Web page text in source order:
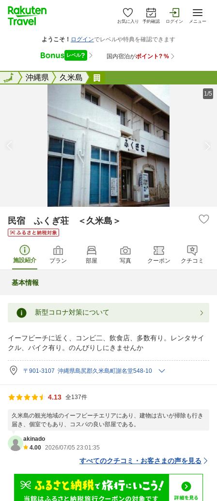
お気に入り 予約確認 ログイン メニュー
全国沖縄県 久米島
全国
1/5
民宿 ふくぎ荘 ＜久米島＞
施設紹介 プラン 部屋 写真 クーポン クチコミ
基本情報
新型コロナ対策について
イーフビーチに近く、コンビ二、飲食店、多数有り。レンタサイ
クル、バイク有り。のんびりしにきませんか
〒901-3107 沖縄県島尻郡久米島町謝名堂548-10
4.13 全137件
久米島の観光地域のイーフビーチエリアにあり、建物は古いが掃除も行き
届き、個室でもあり、コスパの良い部屋である。
akinado
4.00 2026/07/05 23:01:35
すべてのクチコミ・お客さまの声を見る